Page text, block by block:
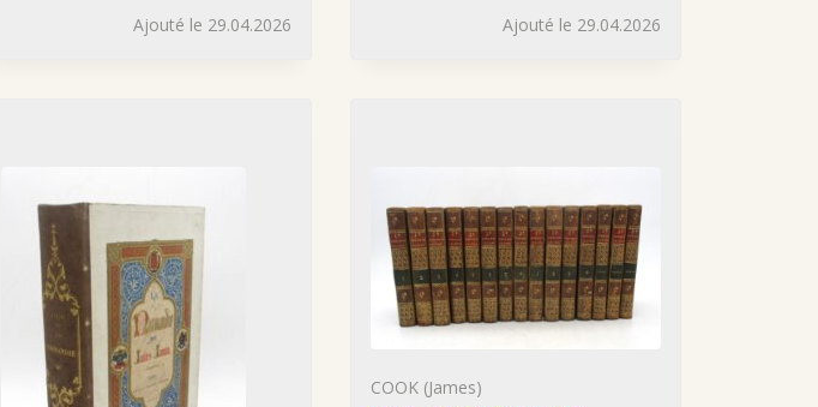
Ajouté le 29.04.2026 Ajouté le 29.04.2026
COOK (James)